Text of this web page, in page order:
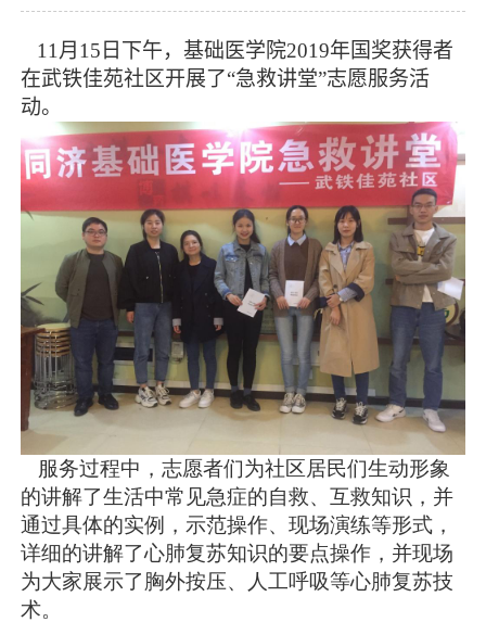
11 月 15 日下午，基础医学院2019年国奖获得者
在武铁佳苑社区开展了“急救讲堂”志愿服务活
动。
服务过程中，志愿者们为社区居民们生动形象
的讲解了生活中常见急症的自救、互救知识，并
通过具体的实例，示范操作、现场演练等形式，
详细的讲解了心肺复苏知识的要点操作，并现场
为大家展示了胸外按压、人工呼吸等心肺复苏技
术。